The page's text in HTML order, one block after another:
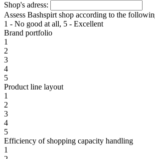
Shop's adress:
Assess Bashspirt shop according to the
1 - No good at all, 5 - Excellent
Brand portfolio
1
2
3
4
5
Product line layout
1
2
3
4
5
Efficiency of shopping capacity handling
1